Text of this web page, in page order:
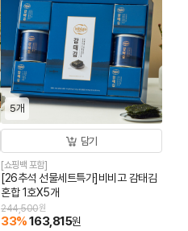
5개
담기
[쇼핑백 포함]
[26추석 선물세트특가]비비고 감태김
혼합 1호X5개
244,500원
33%163,815원